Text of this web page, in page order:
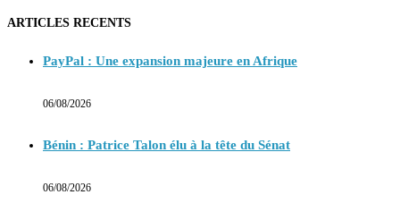
ARTICLES RECENTS
PayPal : Une expansion majeure en Afrique
06/08/2026
Bénin : Patrice Talon élu à la tête du Sénat
06/08/2026